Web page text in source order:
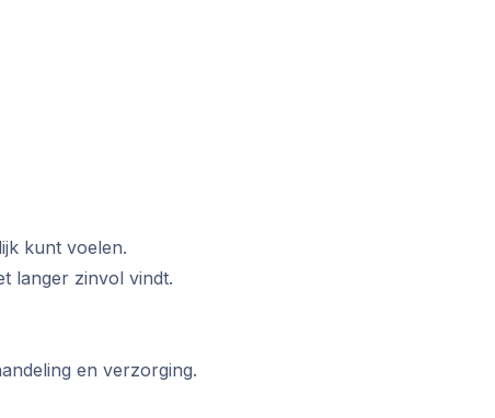
kunt voelen.
langer zinvol vindt.
en verzorging.